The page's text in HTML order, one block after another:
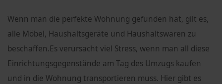
Wenn man die perfekte Wohnung gefunden hat, gilt es,
alle Möbel, Haushaltsgeräte und Haushaltswaren zu
beschaffen.Es verursacht viel Stress, wenn man all diese
Einrichtungsgegenstände am Tag des Umzugs kaufen
und in die Wohnung transportieren muss. Hier gibt es